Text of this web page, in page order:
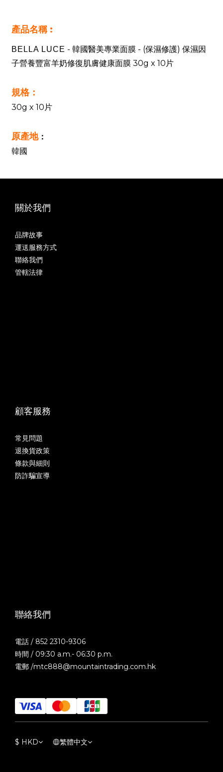
產品名稱 :
BELLA LUCE - 韓國醫美專業面膜 - (保濕修護) 保濕因
子營養豐富羊奶修復肌膚健康面膜 30g x 10片
規格：
30g x 10片
原產地：
韓國
關於我們
品牌故事
運送服務方式
聯絡我們
管轄法律
顧客服務
常見問題
退換貨政策
條款與細則
防詐騙宣導
聯絡我們
電話 / 852 2310-9306
時間 / 09:30 a.m.- 06:30 p.m.
電郵 /mtc888@mountaintrading.com.hk
$ HKD 繁體中文